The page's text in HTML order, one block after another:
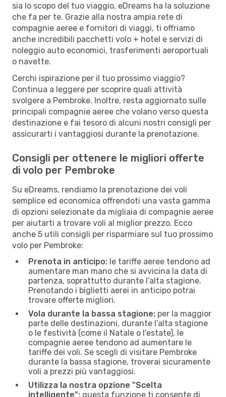
sia lo scopo del tuo viaggio, eDreams ha la soluzione
che fa per te. Grazie alla nostra ampia rete di
compagnie aeree e fornitori di viaggi, ti offriamo
anche incredibili pacchetti volo + hotel e servizi di
noleggio auto economici, trasferimenti aeroportuali
o navette.
Cerchi ispirazione per il tuo prossimo viaggio?
Continua a leggere per scoprire quali attività
svolgere a Pembroke. Inoltre, resta aggiornato sulle
principali compagnie aeree che volano verso questa
destinazione e fai tesoro di alcuni nostri consigli per
assicurarti i vantaggiosi durante la prenotazione.
Consigli per ottenere le migliori offerte
di volo per Pembroke
Su eDreams, rendiamo la prenotazione dei voli
semplice ed economica offrendoti una vasta gamma
di opzioni selezionate da migliaia di compagnie aeree
per aiutarti a trovare voli al miglior prezzo. Ecco
anche 5 utili consigli per risparmiare sul tuo prossimo
volo per Pembroke:
Prenota in anticipo: le tariffe aeree tendono ad
aumentare man mano che si avvicina la data di
partenza, soprattutto durante l’alta stagione.
Prenotando i biglietti aerei in anticipo potrai
trovare offerte migliori.
Vola durante la bassa stagione: per la maggior
parte delle destinazioni, durante l’alta stagione
o le festività (come il Natale o l'estate), le
compagnie aeree tendono ad aumentare le
tariffe dei voli. Se scegli di visitare Pembroke
durante la bassa stagione, troverai sicuramente
voli a prezzi più vantaggiosi.
Utilizza la nostra opzione "Scelta
intelligente": questa funzione ti consente di